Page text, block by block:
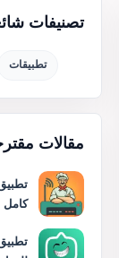
تصنيفات
تطبيقات
مقالات
كامل